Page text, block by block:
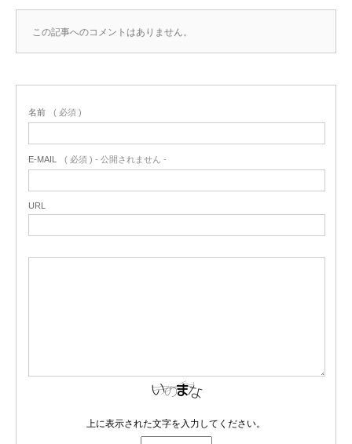
この記事へのコメントはありません。
名前 ( 必須 )
E-MAIL ( 必須 ) - 公開されません -
URL
上に表示された文字を入力してください。